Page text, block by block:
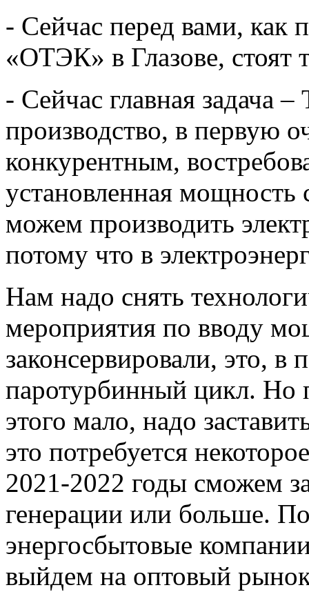
- Сейчас перед вами, как
«ОТЭК» в Глазове, стоят
- Сейчас главная
производство, в первую
конкурентным,
установленная
можем производить
потому что в
Нам надо снять
мероприятия по вводу
законсервировали, это, в
паротурбинный цикл. Но
этого мало, надо
это потребуется
2021-2022 годы сможем
генерации или больше.
энергосбытовые
выйдем на оптовый